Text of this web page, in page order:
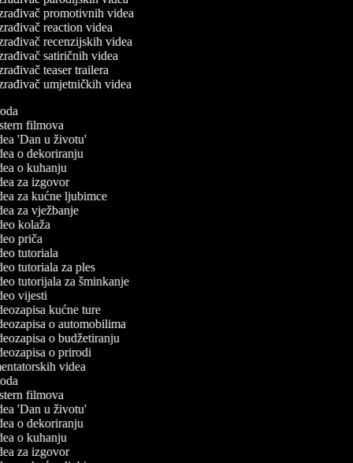
promotivnih videa
reaction videa
recenzijskih videa
satiričnih videa
teaser trailera
umjetničkih videa
filmova
'Dan u životu'
o dekoriranju
o kuhanju
za izgovor
za kućne ljubimce
za vježbanje
kolaža
priča
tutoriala
tutoriala za ples
tutorijala za šminkanje
vijesti
kućne ture
o automobilima
o budžetiranju
o prirodi
videa
filmova
'Dan u životu'
o dekoriranju
o kuhanju
za izgovor